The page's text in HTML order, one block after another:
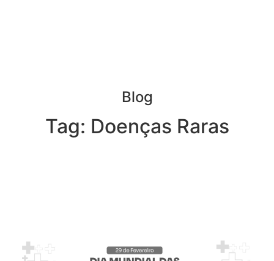
Blog
Tag: Doenças Raras